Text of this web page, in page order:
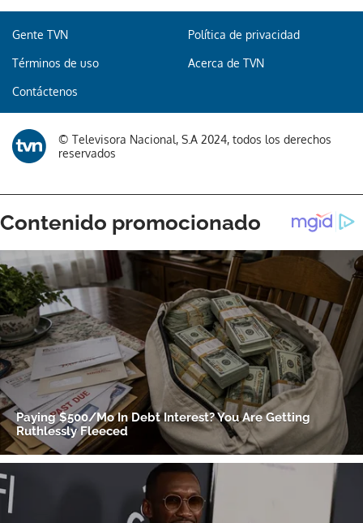
ACEPTAR
Gente TVN Política de privacidad
Términos de uso Acerca de TVN
Contáctenos
© Televisora Nacional, S.A 2024, todos los derechos
reservados